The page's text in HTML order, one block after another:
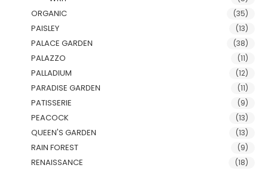
ORGANIC (35)
PAISLEY (13)
PALACE GARDEN (38)
PALAZZO (11)
PALLADIUM (12)
PARADISE GARDEN (11)
PATISSERIE (9)
PEACOCK (13)
QUEEN'S GARDEN (13)
RAIN FOREST (9)
RENAISSANCE (18)